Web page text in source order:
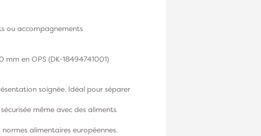
ou accompagnements
en OPS (DK-18494741001)
soignée. Idéal pour séparer
même avec des aliments
alimentaires européennes.